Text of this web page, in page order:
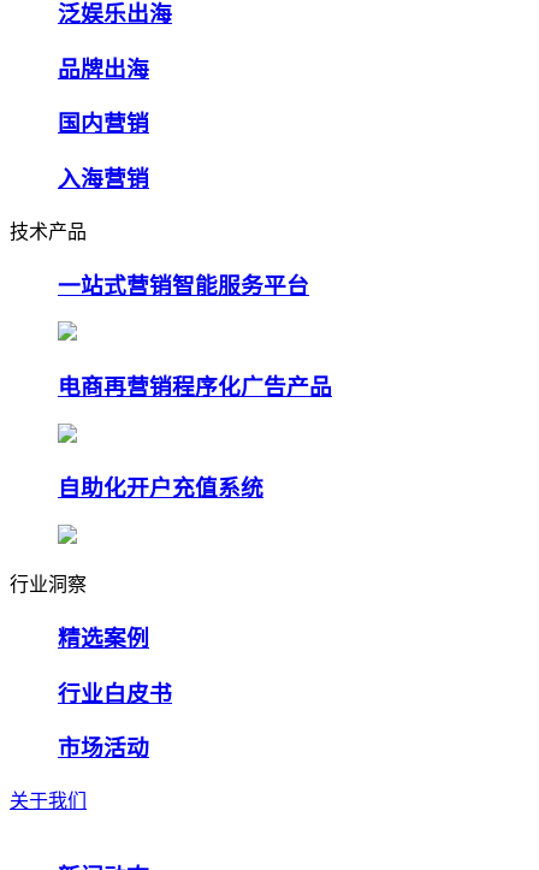
泛娱乐出海
品牌出海
国内营销
入海营销
技术产品
一站式营销智能服务平台
电商再营销程序化广告产品
自助化开户充值系统
行业洞察
精选案例
行业白皮书
市场活动
关于我们